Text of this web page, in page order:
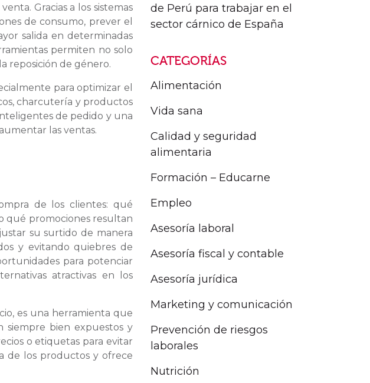
Gracias a los sistemas
de consumo, prever el
salida en determinadas
permiten no solo
reposición de género.
para optimizar el
charcutería y productos
de pedido y una
las ventas.
de los clientes: qué
qué promociones resultan
su surtido de manera
y evitando quiebres de
para potenciar
atractivas en los
es una herramienta que
siempre bien expuestos y
o etiquetas para evitar
de los productos y ofrece
de Perú para trabajar en el
sector cárnico de España
CATEGORÍAS
Alimentación
Vida sana
Calidad y seguridad
alimentaria
Formación – Educarne
Empleo
Asesoría laboral
Asesoría fiscal y contable
Asesoría jurídica
Marketing y comunicación
Prevención de riesgos
laborales
Nutrición